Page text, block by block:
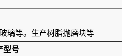
璃等。生产树脂抛磨块等
型号